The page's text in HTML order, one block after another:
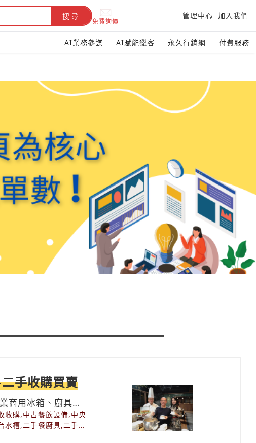
搜尋
免費詢價
管理中心 加入我們
AI業務參謀 AI賦能獵客 永久行銷網 付費服務
手收購買賣
商用冰箱、廚具爐
收購,中古餐飲設備,中央
水槽,二手餐廚具,二手餐
回收收購,台北新北桃園